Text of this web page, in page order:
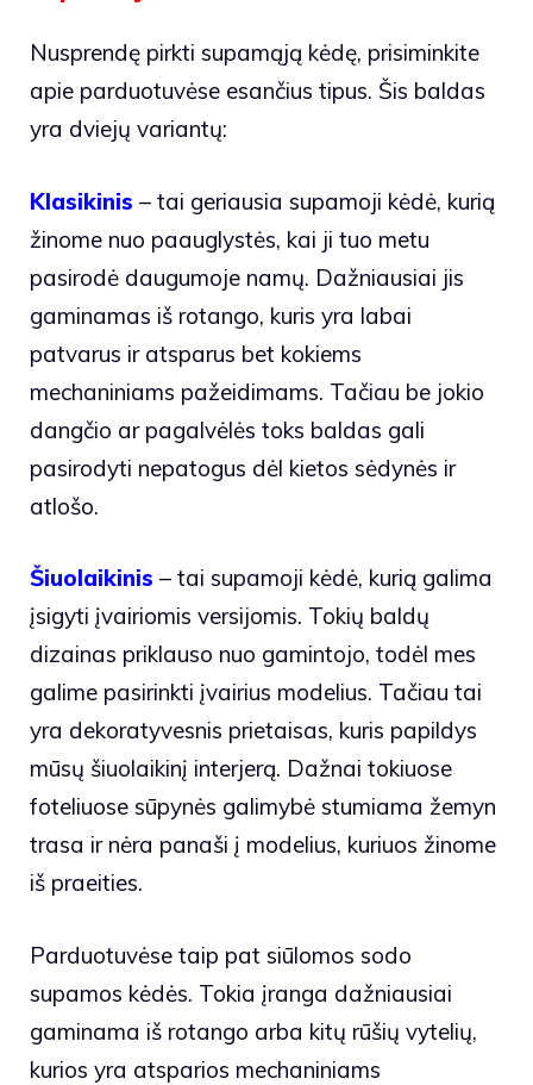
Nusprendę pirkti supamąją kėdę, prisiminkite
apie parduotuvėse esančius tipus. Šis baldas
yra dviejų variantų:
Klasikinis – tai geriausia supamoji kėdė, kurią
žinome nuo paauglystės, kai ji tuo metu
pasirodė daugumoje namų. Dažniausiai jis
gaminamas iš rotango, kuris yra labai
patvarus ir atsparus bet kokiems
mechaniniams pažeidimams. Tačiau be jokio
dangčio ar pagalvėlės toks baldas gali
pasirodyti nepatogus dėl kietos sėdynės ir
atlošo.
Šiuolaikinis – tai supamoji kėdė, kurią galima
įsigyti įvairiomis versijomis. Tokių baldų
dizainas priklauso nuo gamintojo, todėl mes
galime pasirinkti įvairius modelius. Tačiau tai
yra dekoratyvesnis prietaisas, kuris papildys
mūsų šiuolaikinį interjerą. Dažnai tokiuose
foteliuose sūpynės galimybė stumiama žemyn
trasa ir nėra panaši į modelius, kuriuos žinome
iš praeities.
Parduotuvėse taip pat siūlomos sodo
supamos kėdės. Tokia įranga dažniausiai
gaminama iš rotango arba kitų rūšių vytelių,
kurios yra atsparios mechaniniams